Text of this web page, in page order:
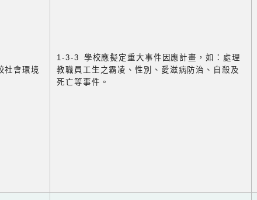
社會環境
1-3-3 學校應擬定重大事件因應計畫，如：處理
教職員工生之霸凌、性別、愛滋病防治、自殺及
死亡等事件。